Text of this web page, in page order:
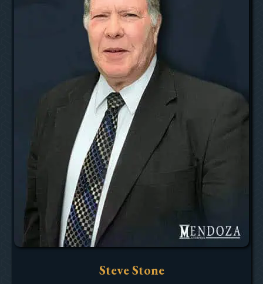
Steve Stone